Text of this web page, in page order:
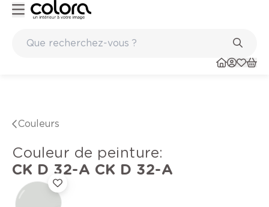
Couleurs
Couleur de peinture:
CK D 32-A CK D 32-A